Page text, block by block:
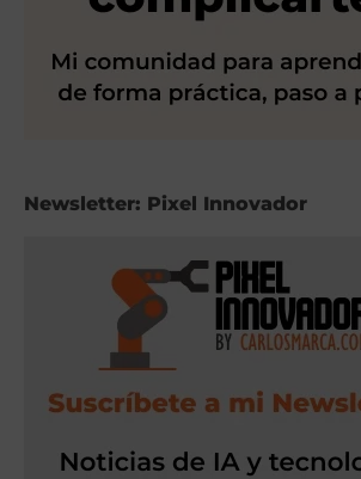
Newsletter: Pixel Innovador